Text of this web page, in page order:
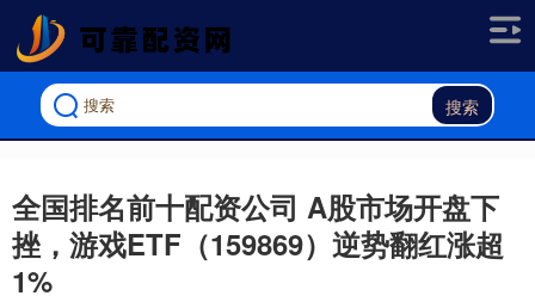
搜索
全国排名前十配资公司 A股市场开盘下
挫，游戏ETF（159869）逆势翻红涨超
1%